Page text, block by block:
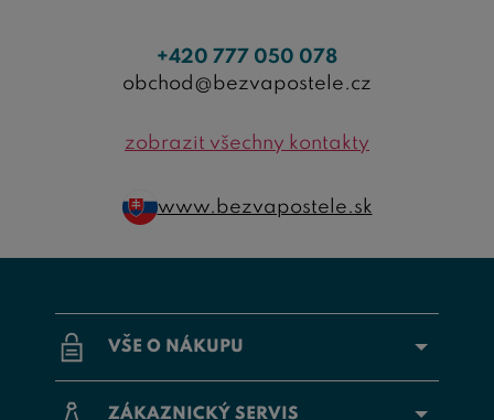
VŠE O NÁKUPU
ZÁKAZNICKÝ SERVIS
+420 777 050 078
obchod@bezvapostele.cz
zobrazit všechny kontakty
www.bezvapostele.sk